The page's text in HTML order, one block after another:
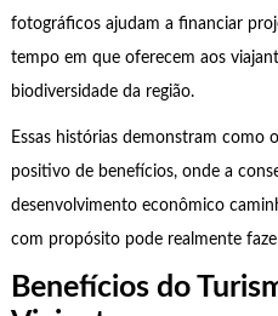
fotográficos ajudam a financiar
tempo em que oferecem aos
biodiversidade da região.
Essas histórias demonstram como
positivo de benefícios, onde a
desenvolvimento econômico
com propósito pode realmente
Benefícios do